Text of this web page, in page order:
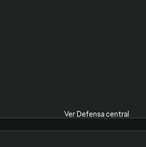
Ver Defensa central